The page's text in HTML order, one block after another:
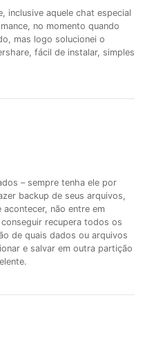
inclusive aquele chat especial
no momento quando
mas logo solucionei o
fácil de instalar, simples
– sempre tenha ele por
backup de seus arquivos,
não entre em
recupera todos os
de quais dados ou arquivos
e salvar em outra partição